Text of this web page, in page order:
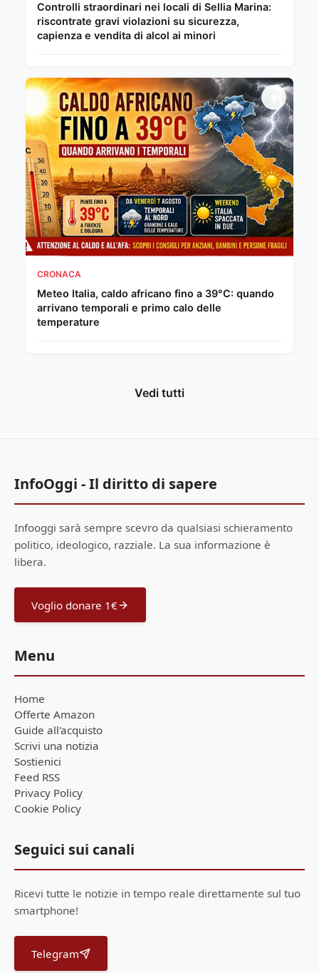
Controlli straordinari nei locali di Sellia Marina:
riscontrate gravi violazioni su sicurezza,
capienza e vendita di alcol ai minori
CRONACA
Meteo Italia, caldo africano fino a 39°C: quando
arrivano temporali e primo calo delle
temperature
Vedi tutti
InfoOggi - Il diritto di sapere
Infooggi sarà sempre scevro da qualsiasi schieramento
politico, ideologico, razziale. La sua informazione è
libera.
Voglio donare 1€
Menu
Home
Offerte Amazon
Guide all'acquisto
Scrivi una notizia
Sostienici
Feed RSS
Privacy Policy
Cookie Policy
Seguici sui canali
Ricevi tutte le notizie in tempo reale direttamente sul tuo
smartphone!
Telegram